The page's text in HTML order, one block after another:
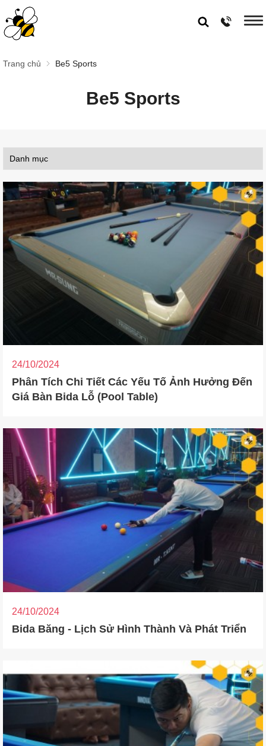
Trang chủ Be5 Sports
Be5 Sports
24/10/2024
Phân Tích Chi Tiết Các Yếu Tố Ảnh Hưởng Đến
Giá Bàn Bida Lỗ (Pool Table)
24/10/2024
Bida Băng - Lịch Sử Hình Thành Và Phát Triển